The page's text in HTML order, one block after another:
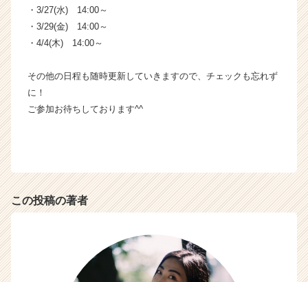
・3/27(水) 14:00～
・3/29(金) 14:00～
・4/4(木) 14:00～
その他の日程も随時更新していきますので、チェックも忘れず
に！
ご参加お待ちしております^^
この投稿の著者